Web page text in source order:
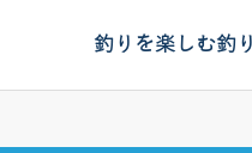
釣りを楽しむ釣